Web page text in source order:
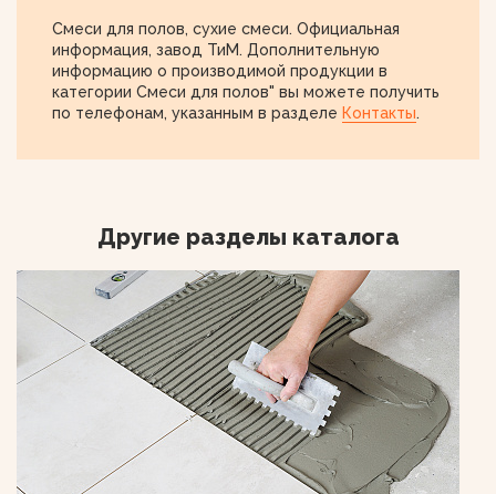
Смеси для полов, сухие смеси. Официальная
информация, завод ТиМ. Дополнительную
информацию о производимой продукции в
категории Смеси для полов" вы можете получить
по телефонам, указанным в разделе Контакты.
Другие разделы каталога